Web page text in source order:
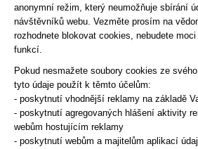
anonymní režim, který neumožňuje sbírání
návštěvníků webu. Vezměte prosím na
rozhodnete blokovat cookies, nebudete
funkcí.
Pokud nesmažete soubory cookies ze
tyto údaje použít k těmto účelům:
- poskytnutí vhodnější reklamy na základě
- poskytnutí agregovaných hlášení aktivity
webům hostujícím reklamy
- poskytnutí webům a majitelům aplikací